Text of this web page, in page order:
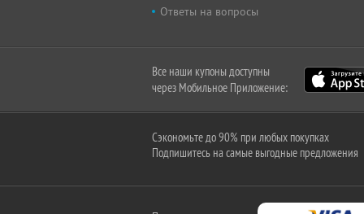
Ответы на вопросы
Все наши купоны доступны
через Мобильное Приложение:
Сэкономьте до 90% при любых покупках
Подпишитесь на самые выгодные предложения